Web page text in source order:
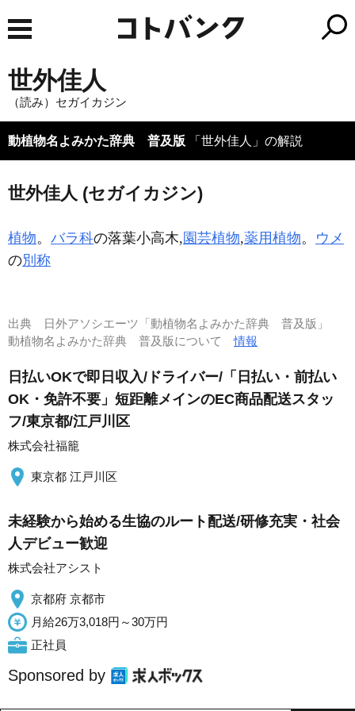
世外佳人
（読み）セガイカジン
動植物名よみかた辞典 普及版 「世外佳人」の解説
世外佳人 (セガイカジン)
植物。 バラ科の落葉小高木, 園芸植物,薬用植物。 ウメ
の別称
出典
日外アソシエーツ「動植物名よみかた辞典 普及版」
動植物名よみかた辞典 普及版について情報
日払いOKで即日収入/ドライバー/「日払い・前払い
OK・免許不要」短距離メインのEC商品配送スタッ
フ/東京都/江戸川区
株式会社福籠
東京都 江戸川区
未経験から始める生協のルート配送/研修充実・社会
人デビュー歓迎
株式会社アシスト
京都府 京都市
月給26万3,018円～30万円
正社員
Sponsored by